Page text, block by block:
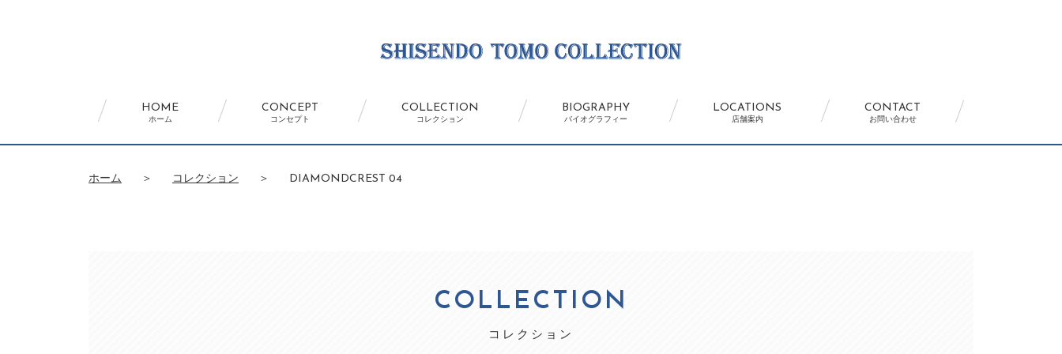
HOME
ホーム
CONCEPT
コンセプト
COLLECTION
コレクション
BIOGRAPHY
バイオグラフィー
LOCATIONS
店舗案内
CONTACT
お問い合わせ
ホーム ＞ コレクション ＞ DIAMONDCREST 04
COLLECTION
コレクション